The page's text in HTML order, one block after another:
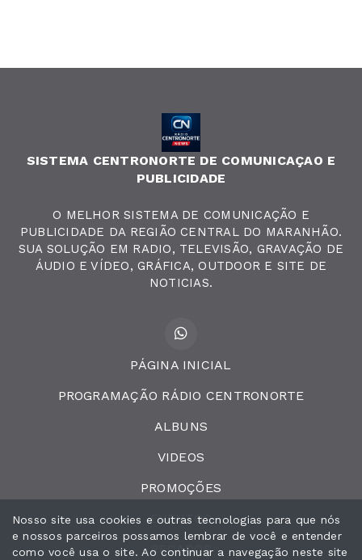
SISTEMA CENTRONORTE DE COMUNICAÇAO E
PUBLICIDADE
O MELHOR SISTEMA DE COMUNICAÇÃO E
PUBLICIDADE DA REGIÃO CENTRAL DO MARANHÃO.
SUA SOLUÇÃO EM RADIO, TELEVISÃO, GRAVAÇÃO DE
ÁUDIO E VÍDEO, GRÁFICA, OUTDOOR E SITE DE
NOTICIAS.
PÁGINA INICIAL
PROGRAMAÇÃO RÁDIO CENTRONORTE
ALBUNS
VIDEOS
PROMOÇÕES
EVENTOS
RECADOS
Nosso site usa cookies e outras tecnologias para que nós
e nossos parceiros possamos lembrar de você e entender
como você usa o site. Ao continuar a navegação neste site